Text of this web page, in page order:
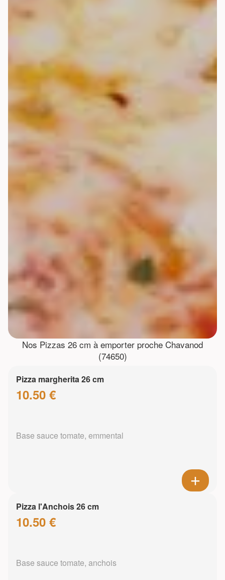
Nos Pizzas 26 cm à emporter proche Chavanod
(74650)
Pizza margherita 26 cm
10.50 €
Base sauce tomate, emmental
Pizza l'Anchois 26 cm
10.50 €
Base sauce tomate, anchois